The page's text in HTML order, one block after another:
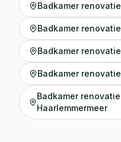
Badkamer renovatie
Badkamer renovatie
Badkamer renovatie
Badkamer renovatie
Badkamer renovatie
Haarlemmermeer